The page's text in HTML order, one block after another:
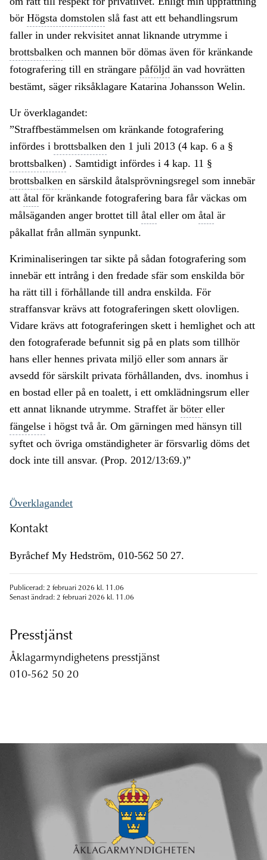
bör Högsta domstolen slå fast att ett behandlingsrum
faller in under rekvisitet annat liknande utrymme i
brottsbalken och mannen bör dömas även för kränkande
fotografering till en strängare påföljd än vad hovrätten
bestämt, säger riksåklagare Katarina Johansson Welin.
Ur överklagandet:
”Straffbestämmelsen om kränkande fotografering
infördes i brottsbalken den 1 juli 2013 (4 kap. 6 a §
brottsbalken) . Samtidigt infördes i 4 kap. 11 §
brottsbalken en särskild åtalsprövningsregel som innebär
att åtal för kränkande fotografering bara får väckas om
målsäganden anger brottet till åtal eller om åtal är
påkallat från allmän synpunkt.
Kriminaliseringen tar sikte på sådan fotografering som
innebär ett intrång i den fredade sfär som enskilda bör
ha rätt till i förhållande till andra enskilda. För
straffansvar krävs att fotograferingen skett olovligen.
Vidare krävs att fotograferingen skett i hemlighet och att
den fotograferade befunnit sig på en plats som tillhör
hans eller hennes privata miljö eller som annars är
avsedd för särskilt privata förhållanden, dvs. inomhus i
en bostad eller på en toalett, i ett omklädningsrum eller
ett annat liknande utrymme. Straffet är böter eller
fängelse i högst två år. Om gärningen med hänsyn till
syftet och övriga omständigheter är försvarlig döms det
dock inte till ansvar. (Prop. 2012/13:69.)”
Överklagandet
Kontakt
Byråchef My Hedström, 010-562 50 27.
Publicerad: 2 februari 2026 kl. 11.06
Senast ändrad: 2 februari 2026 kl. 11.06
Presstjänst
Åklagarmyndighetens presstjänst
010-562 50 20